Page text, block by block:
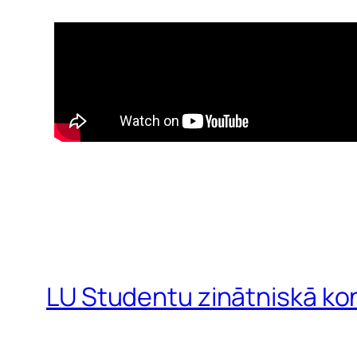
LU Studentu zinātniskā